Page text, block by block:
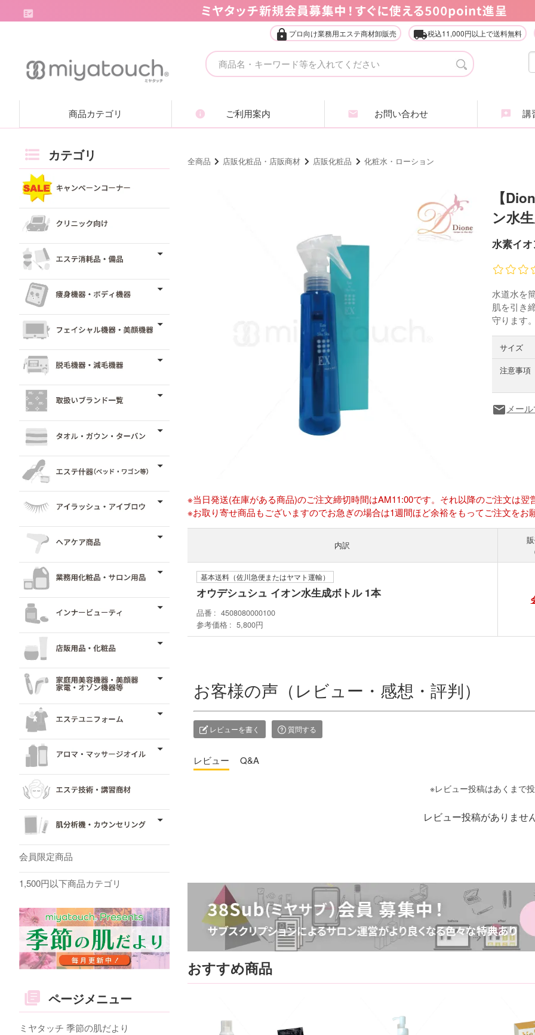
lock プロ向け業務用エステ商材卸販売 local_shipping税込11,000円以上で送料無料
商品カテゴリ
タオル・ガウン・ターバン
エステ消耗品・備品 アイラッシュ・アイブロウ エ
フェイシャル機器・美顔機器
肌
全
ご利用案内 お問い合わせ 講
全商品 店販化粧品・店販商材 店販化粧品 化粧水・ローション
【
ン水
水素イ
水道水を
肌を引き
守ります
サイズ
注意事項
local_post_officeメー
※当日発送(在庫がある商品)のご注文締切時間はAM11:00です。それ以降のご注文は
※お取り寄せ商品もございますのでお急ぎの場合は1週間ほど余裕をもってご注文をお
内訳
基本送料（佐川急便またはヤマト運輸）
オウデシュシュ イオン水生成ボトル 1本
品番
4508080000100
参考価格
5,800円
お客様の声（レビュー・感想・評判）
レビューを書く 質問する
レビュー Q&A
レビュー投稿がありませ
おすすめ商品
カテゴリ
会員限定商品
1,500円以下商品カテゴリ
ページメニュー
ミヤタッチ 季節の肌だより